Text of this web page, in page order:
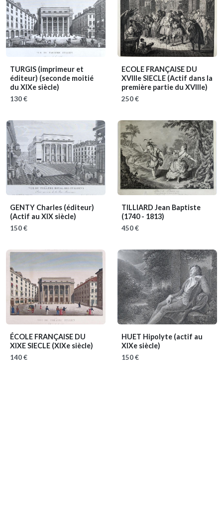
TURGIS (imprimeur et
éditeur) (seconde moitié
du XIXe siècle)
130 €
ECOLE FRANÇAISE DU
XVIIIe SIECLE (Actif dans la
première partie du XVIIIe)
250 €
GENTY Charles (éditeur)
(Actif au XIX siècle)
150 €
TILLIARD Jean Baptiste
(1740 - 1813)
450 €
ÉCOLE FRANÇAISE DU
XIXE SIECLE (XIXe siècle)
140 €
HUET Hipolyte (actif au
XIXe siècle)
150 €